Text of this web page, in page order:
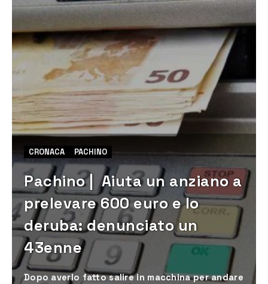
CRONACA PACHINO
Pachino | Aiuta un anziano a
prelevare 600 euro e lo
deruba: denunciato un
43enne
Dopo averlo fatto salire in macchina per andare